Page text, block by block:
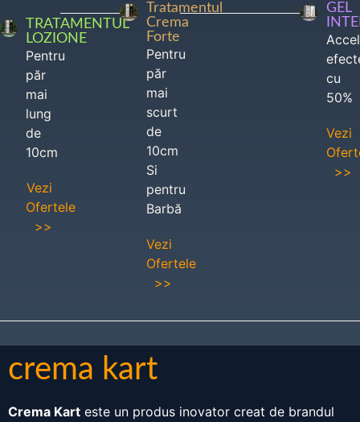
TRATAMENTUL
LOZIONE
Pentru
păr
mai
lung
de
10cm
Vezi
Ofertele
>>
Tratamentul
Crema
Forte
Pentru
păr
mai
scurt
de
10cm
Si
pentru
Barbă
Vezi
Ofertele
>>
GEL
cu
50%
Vezi
>>
crema kart
Crema Kart este un produs inovator creat de brandul